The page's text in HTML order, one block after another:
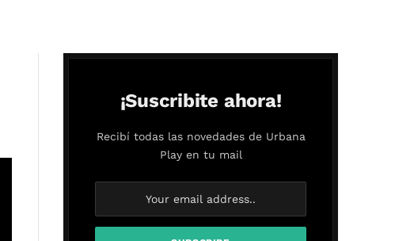
¡Suscribite ahora!
Recibí todas las novedades de Urbana
Play en tu mail